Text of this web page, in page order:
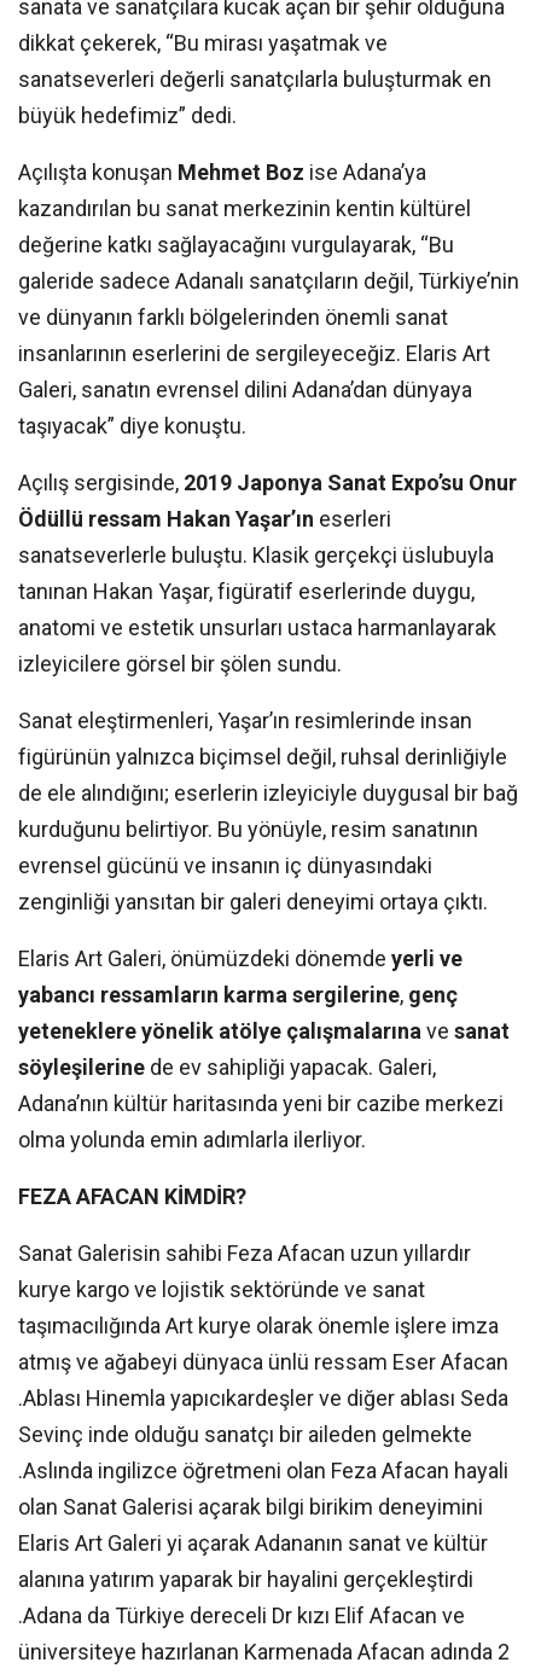
sanata ve sanatçılara kucak açan bir şehir olduğuna
dikkat çekerek, “Bu mirası yaşatmak ve
sanatseverleri değerli sanatçılarla buluşturmak en
büyük hedefimiz” dedi.
Açılışta konuşan Mehmet Boz ise Adana’ya
kazandırılan bu sanat merkezinin kentin kültürel
değerine katkı sağlayacağını vurgulayarak, “Bu
galeride sadece Adanalı sanatçıların değil, Türkiye’nin
ve dünyanın farklı bölgelerinden önemli sanat
insanlarının eserlerini de sergileyeceğiz. Elaris Art
Galeri, sanatın evrensel dilini Adana’dan dünyaya
taşıyacak” diye konuştu.
Açılış sergisinde, 2019 Japonya Sanat Expo’su Onur
Ödüllü ressam Hakan Yaşar’ın eserleri
sanatseverlerle buluştu. Klasik gerçekçi üslubuyla
tanınan Hakan Yaşar, figüratif eserlerinde duygu,
anatomi ve estetik unsurları ustaca harmanlayarak
izleyicilere görsel bir şölen sundu.
Sanat eleştirmenleri, Yaşar’ın resimlerinde insan
figürünün yalnızca biçimsel değil, ruhsal derinliğiyle
de ele alındığını; eserlerin izleyiciyle duygusal bir bağ
kurduğunu belirtiyor. Bu yönüyle, resim sanatının
evrensel gücünü ve insanın iç dünyasındaki
zenginliği yansıtan bir galeri deneyimi ortaya çıktı.
Elaris Art Galeri, önümüzdeki dönemde yerli ve
yabancı ressamların karma sergilerine, genç
yeteneklere yönelik atölye çalışmalarına ve sanat
söyleşilerine de ev sahipliği yapacak. Galeri,
Adana’nın kültür haritasında yeni bir cazibe merkezi
olma yolunda emin adımlarla ilerliyor.
FEZA AFACAN KİMDİR?
Sanat Galerisin sahibi Feza Afacan uzun yıllardır
kurye kargo ve lojistik sektöründe ve sanat
taşımacılığında Art kurye olarak önemle işlere imza
atmış ve ağabeyi dünyaca ünlü ressam Eser Afacan
.Ablası Hinemla yapıcıkardeşler ve diğer ablası Seda
Sevinç inde olduğu sanatçı bir aileden gelmekte
.Aslında ingilizce öğretmeni olan Feza Afacan hayali
olan Sanat Galerisi açarak bilgi birikim deneyimini
Elaris Art Galeri yi açarak Adananın sanat ve kültür
alanına yatırım yaparak bir hayalini gerçekleştirdi
.Adana da Türkiye dereceli Dr kızı Elif Afacan ve
üniversiteye hazırlanan Karmenada Afacan adında 2